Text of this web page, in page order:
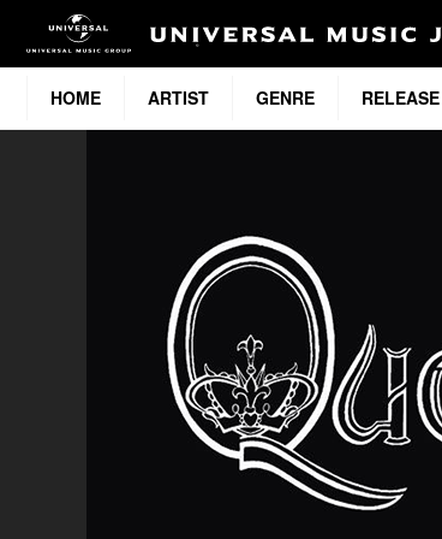
HOME ARTIST GENRE RELEASE